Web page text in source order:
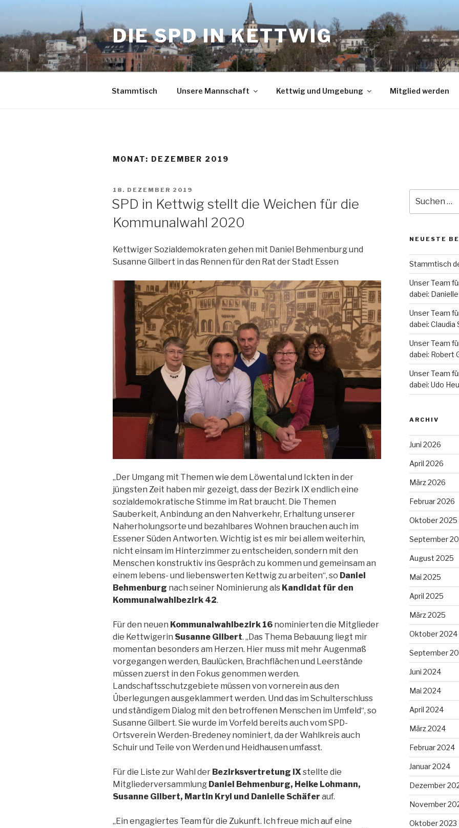
springen
DIE SPD IN KETTWIG
Stammtisch Unsere Mannschaft Kettwig und Umgebung Mitglied werden
MONAT: DEZEMBER 2019
VERÖFFENTLICHT
18. DEZEMBER 2019
SPD in Kettwig stellt die Weichen für die
Kommunalwahl 2020
Kettwiger Sozialdemokraten gehen mit Daniel Behmenburg und
Susanne Gilbert in das Rennen für den Rat der Stadt Essen
„Der Umgang mit Themen wie dem Löwental und Ickten in der
jüngsten Zeit haben mir gezeigt, dass der Bezirk IX endlich eine
sozialdemokratische Stimme im Rat braucht. Die Themen
Sauberkeit, Anbindung an den Nahverkehr, Erhaltung unserer
Naherholungsorte und bezahlbares Wohnen brauchen auch im
Essener Süden Antworten. Wichtig ist es mir bei allem weiterhin,
nicht einsam im Hinterzimmer zu entscheiden, sondern mit den
Menschen konstruktiv ins Gespräch zu kommen und gemeinsam an
einem lebens- und liebenswerten Kettwig zu arbeiten“, so Daniel
Behmenburg nach seiner Nominierung als Kandidat für den
Kommunalwahlbezirk 42.
Für den neuen Kommunalwahlbezirk 16 nominierten die Mitglieder
die Kettwigerin Susanne Gilbert. „Das Thema Bebauung liegt mir
momentan besonders am Herzen. Hier muss mit mehr Augenmaß
vorgegangen werden, Baulücken, Brachflächen und Leerstände
müssen zuerst in den Fokus genommen werden.
Landschaftsschutzgebiete müssen von vornerein aus den
Überlegungen ausgeklammert werden. Und das im Schulterschluss
und ständigem Dialog mit den betroffenen Menschen im Umfeld“, so
Susanne Gilbert. Sie wurde im Vorfeld bereits auch vom SPD-
Ortsverein Werden-Bredeney nominiert, da der Wahlkreis auch
Schuir und Teile von Werden und Heidhausen umfasst.
Für die Liste zur Wahl der Bezirksvertretung IXstellte die
Mitgliederversammlung Daniel Behmenburg, Heike Lohmann,
Susanne Gilbert, Martin Kryl und Danielle Schäfer auf.
„Ein engagiertes Team für die Zukunft. Ich freue mich auf eine
nach:
NEUESTE
Stammtisch
Unser Team
dabei:
Unser Team
dabei: Claudia
Unser Team
dabei: Robert
Unser Team
dabei: Udo
ARCHIV
Juni 2026
April 2026
März 2026
Februar 2026
Oktober 2025
September
August 2025
Mai 2025
April 2025
März 2025
Oktober 2024
September
Juni 2024
Mai 2024
April 2024
März 2024
Februar 2024
Januar 2024
Dezember
November
Oktober 2023